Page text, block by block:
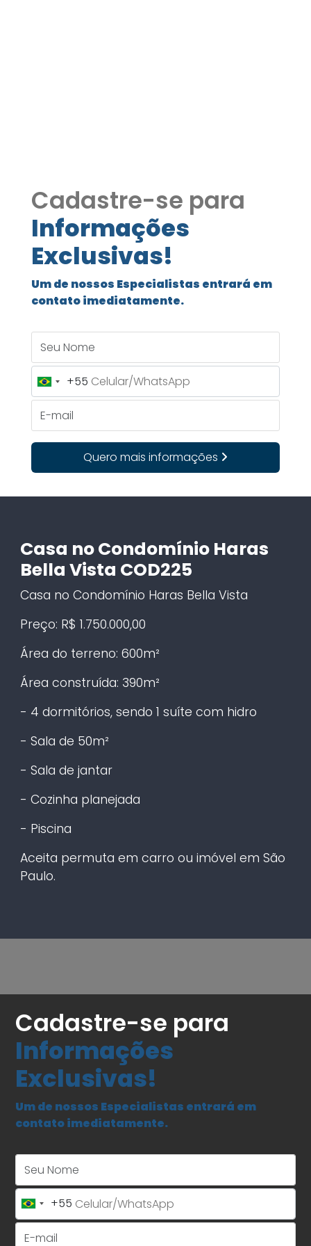
Cadastre-se para
Informações
Exclusivas!
Um de nossos Especialistas entrará em
contato imediatamente.
Brazil
+55
+55
Quero mais informações
Casa no Condomínio Haras
Bella Vista COD225
Casa no Condomínio Haras Bella Vista
Preço: R$ 1.750.000,00
Área do terreno: 600m²
Área construída: 390m²
- 4 dormitórios, sendo 1 suíte com hidro
- Sala de 50m²
- Sala de jantar
- Cozinha planejada
- Piscina
Aceita permuta em carro ou imóvel em São
Paulo.
Cadastre-se para
Informações
Exclusivas!
Um de nossos Especialistas entrará em
contato imediatamente.
Brazil
+55
+55